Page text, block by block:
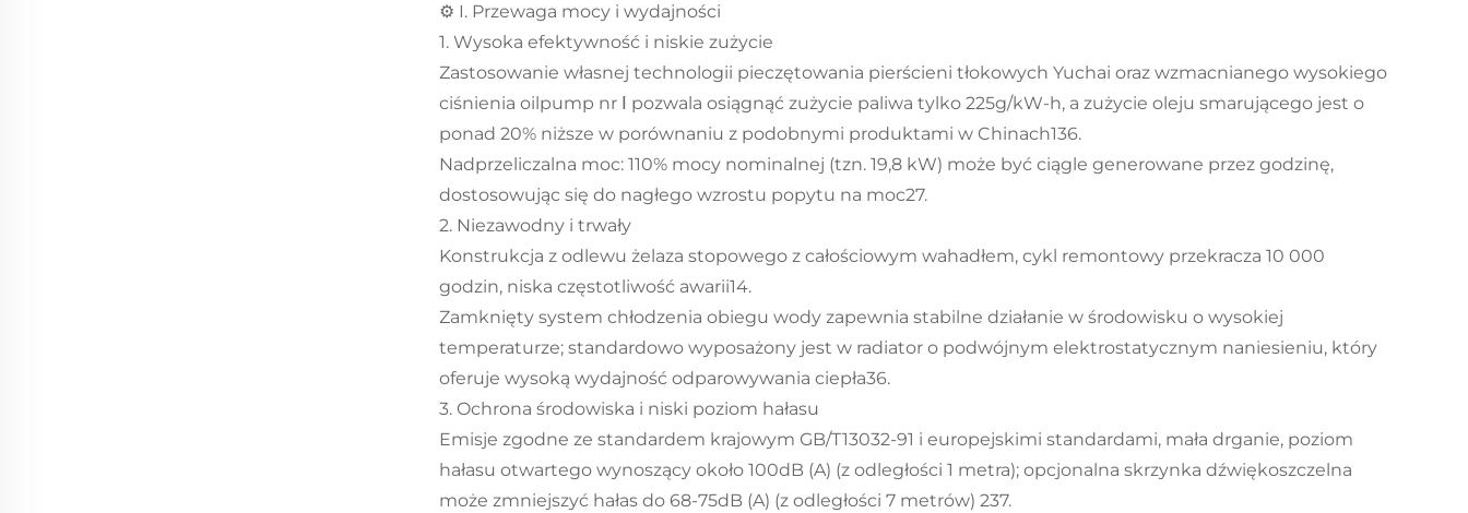
⚙️ I. Przewaga mocy i wydajności
1. Wysoka efektywność i niskie zużycie
Zastosowanie własnej technologii pieczętowania pierścieni tłokowych Yuchai oraz wzmacnianego wysokiego
ciśnienia oilpump nr Ⅰ pozwala osiągnąć zużycie paliwa tylko 225g/kW-h, a zużycie oleju smarującego jest o
ponad 20% niższe w porównaniu z podobnymi produktami w Chinach136.
Nadprzeliczalna moc: 110% mocy nominalnej (tzn. 19,8 kW) może być ciągle generowane przez godzinę,
dostosowując się do nagłego wzrostu popytu na moc27.
2. Niezawodny i trwały
Konstrukcja z odlewu żelaza stopowego z całościowym wahadłem, cykl remontowy przekracza 10 000
godzin, niska częstotliwość awarii14.
Zamknięty system chłodzenia obiegu wody zapewnia stabilne działanie w środowisku o wysokiej
temperaturze; standardowo wyposażony jest w radiator o podwójnym elektrostatycznym naniesieniu, który
oferuje wysoką wydajność odparowywania ciepła36.
3. Ochrona środowiska i niski poziom hałasu
Emisje zgodne ze standardem krajowym GB/T13032-91 i europejskimi standardami, mała drganie, poziom
hałasu otwartego wynoszący około 100dB (A) (z odległości 1 metra); opcjonalna skrzynka dźwiękoszczelna
może zmniejszyć hałas do 68-75dB (A) (z odległości 7 metrów) 237.